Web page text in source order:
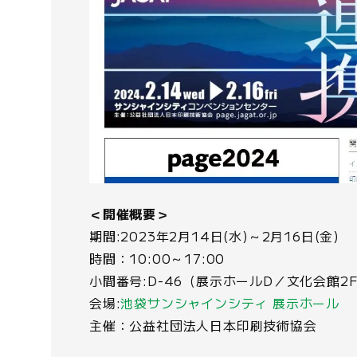
＜開催概要＞
期間:2023年2月14日(水)～2月16日(金)
時間：10:00～17:00
小間番号:D-46（展示ホールD／文化会館
会場:池袋サンシャインシティ 展示ホール
主催：公益社団法人日本印刷技術協会